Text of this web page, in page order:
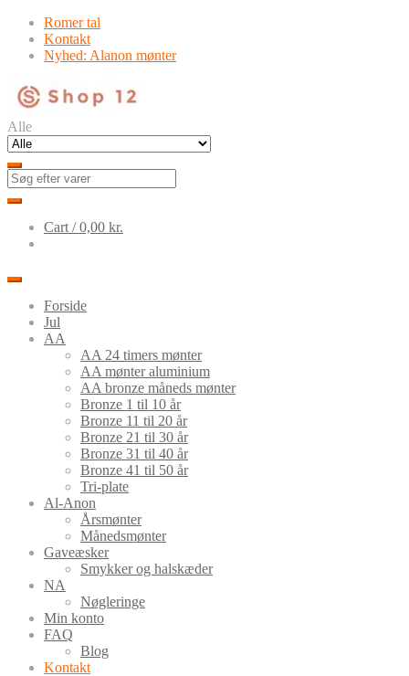
Skip
navigation
Skip
content
Romer tal
Kontakt
Nyhed: Alanon mønter
Alle
Cart /0,00 kr.
Forside
Jul
AA
AA 24 timers mønter
AA mønter aluminium
AA bronze måneds mønter
Bronze 1 til 10 år
Bronze 11 til 20 år
Bronze 21 til 30 år
Bronze 31 til 40 år
Bronze 41 til 50 år
Tri-plate
Al-Anon
Årsmønter
Månedsmønter
Gaveæsker
Smykker og halskæder
NA
Nøgleringe
Min konto
FAQ
Blog
Kontakt